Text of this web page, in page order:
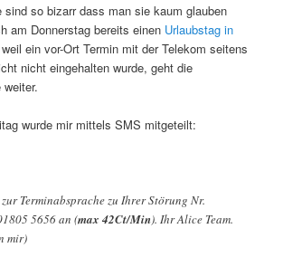
sind so bizarr dass man sie kaum glauben
am Donnerstag bereits einen Urlaubstag in
ein vor-Ort Termin mit der Telekom seitens
nicht eingehalten wurde, geht die
wurde mir mittels SMS mitgeteilt:
Terminabsprache zu Ihrer Störung Nr.
5656 an (max 42Ct/Min). Ihr Alice Team.
mir)